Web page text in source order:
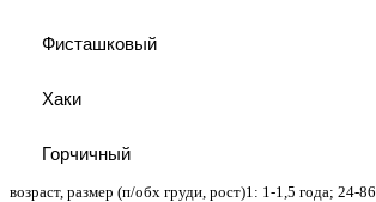
Фисташковый
Хаки
Горчичный
возраст, размер (п/обх груди, рост)1: 1-1,5 года; 24-86